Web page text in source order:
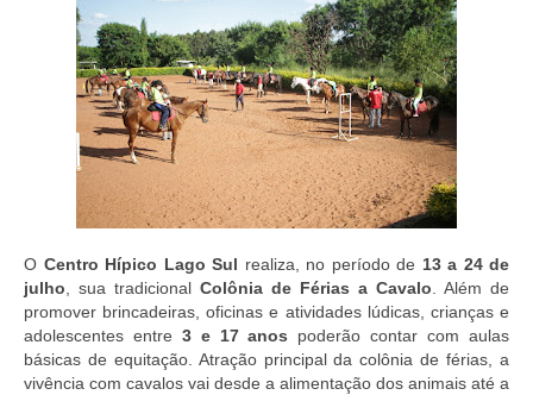
O Centro Hípico Lago Sul realiza, no período de 13 a 24 de
julho , sua tradicional Colônia de Férias a Cavalo . Além de
promover brincadeiras, oficinas e atividades lúdicas, crianças e
adolescentes entre 3 e 17 anos poderão contar com aulas
básicas de equitação. Atração principal da colônia de férias, a
vivência com cavalos vai desde a alimentação dos animais até a